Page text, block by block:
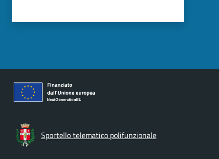
Sportello telematico polifunzionale